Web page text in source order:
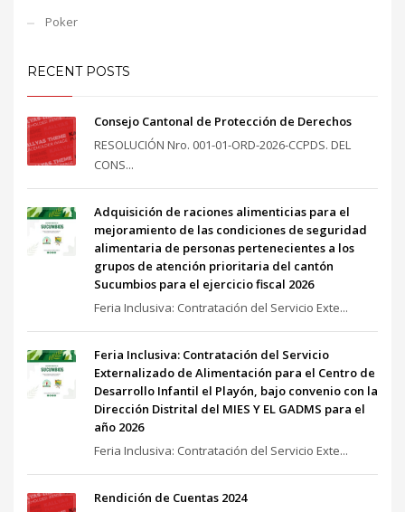
Poker
RECENT POSTS
Consejo Cantonal de Protección de Derechos
RESOLUCIÓN Nro. 001-01-ORD-2026-CCPDS. DEL
CONS...
Adquisición de raciones alimenticias para el
mejoramiento de las condiciones de seguridad
alimentaria de personas pertenecientes a los
grupos de atención prioritaria del cantón
Sucumbios para el ejercicio fiscal 2026
Feria Inclusiva: Contratación del Servicio Exte...
Feria Inclusiva: Contratación del Servicio
Externalizado de Alimentación para el Centro de
Desarrollo Infantil el Playón, bajo convenio con la
Dirección Distrital del MIES Y EL GADMS para el
año 2026
Feria Inclusiva: Contratación del Servicio Exte...
Rendición de Cuentas 2024